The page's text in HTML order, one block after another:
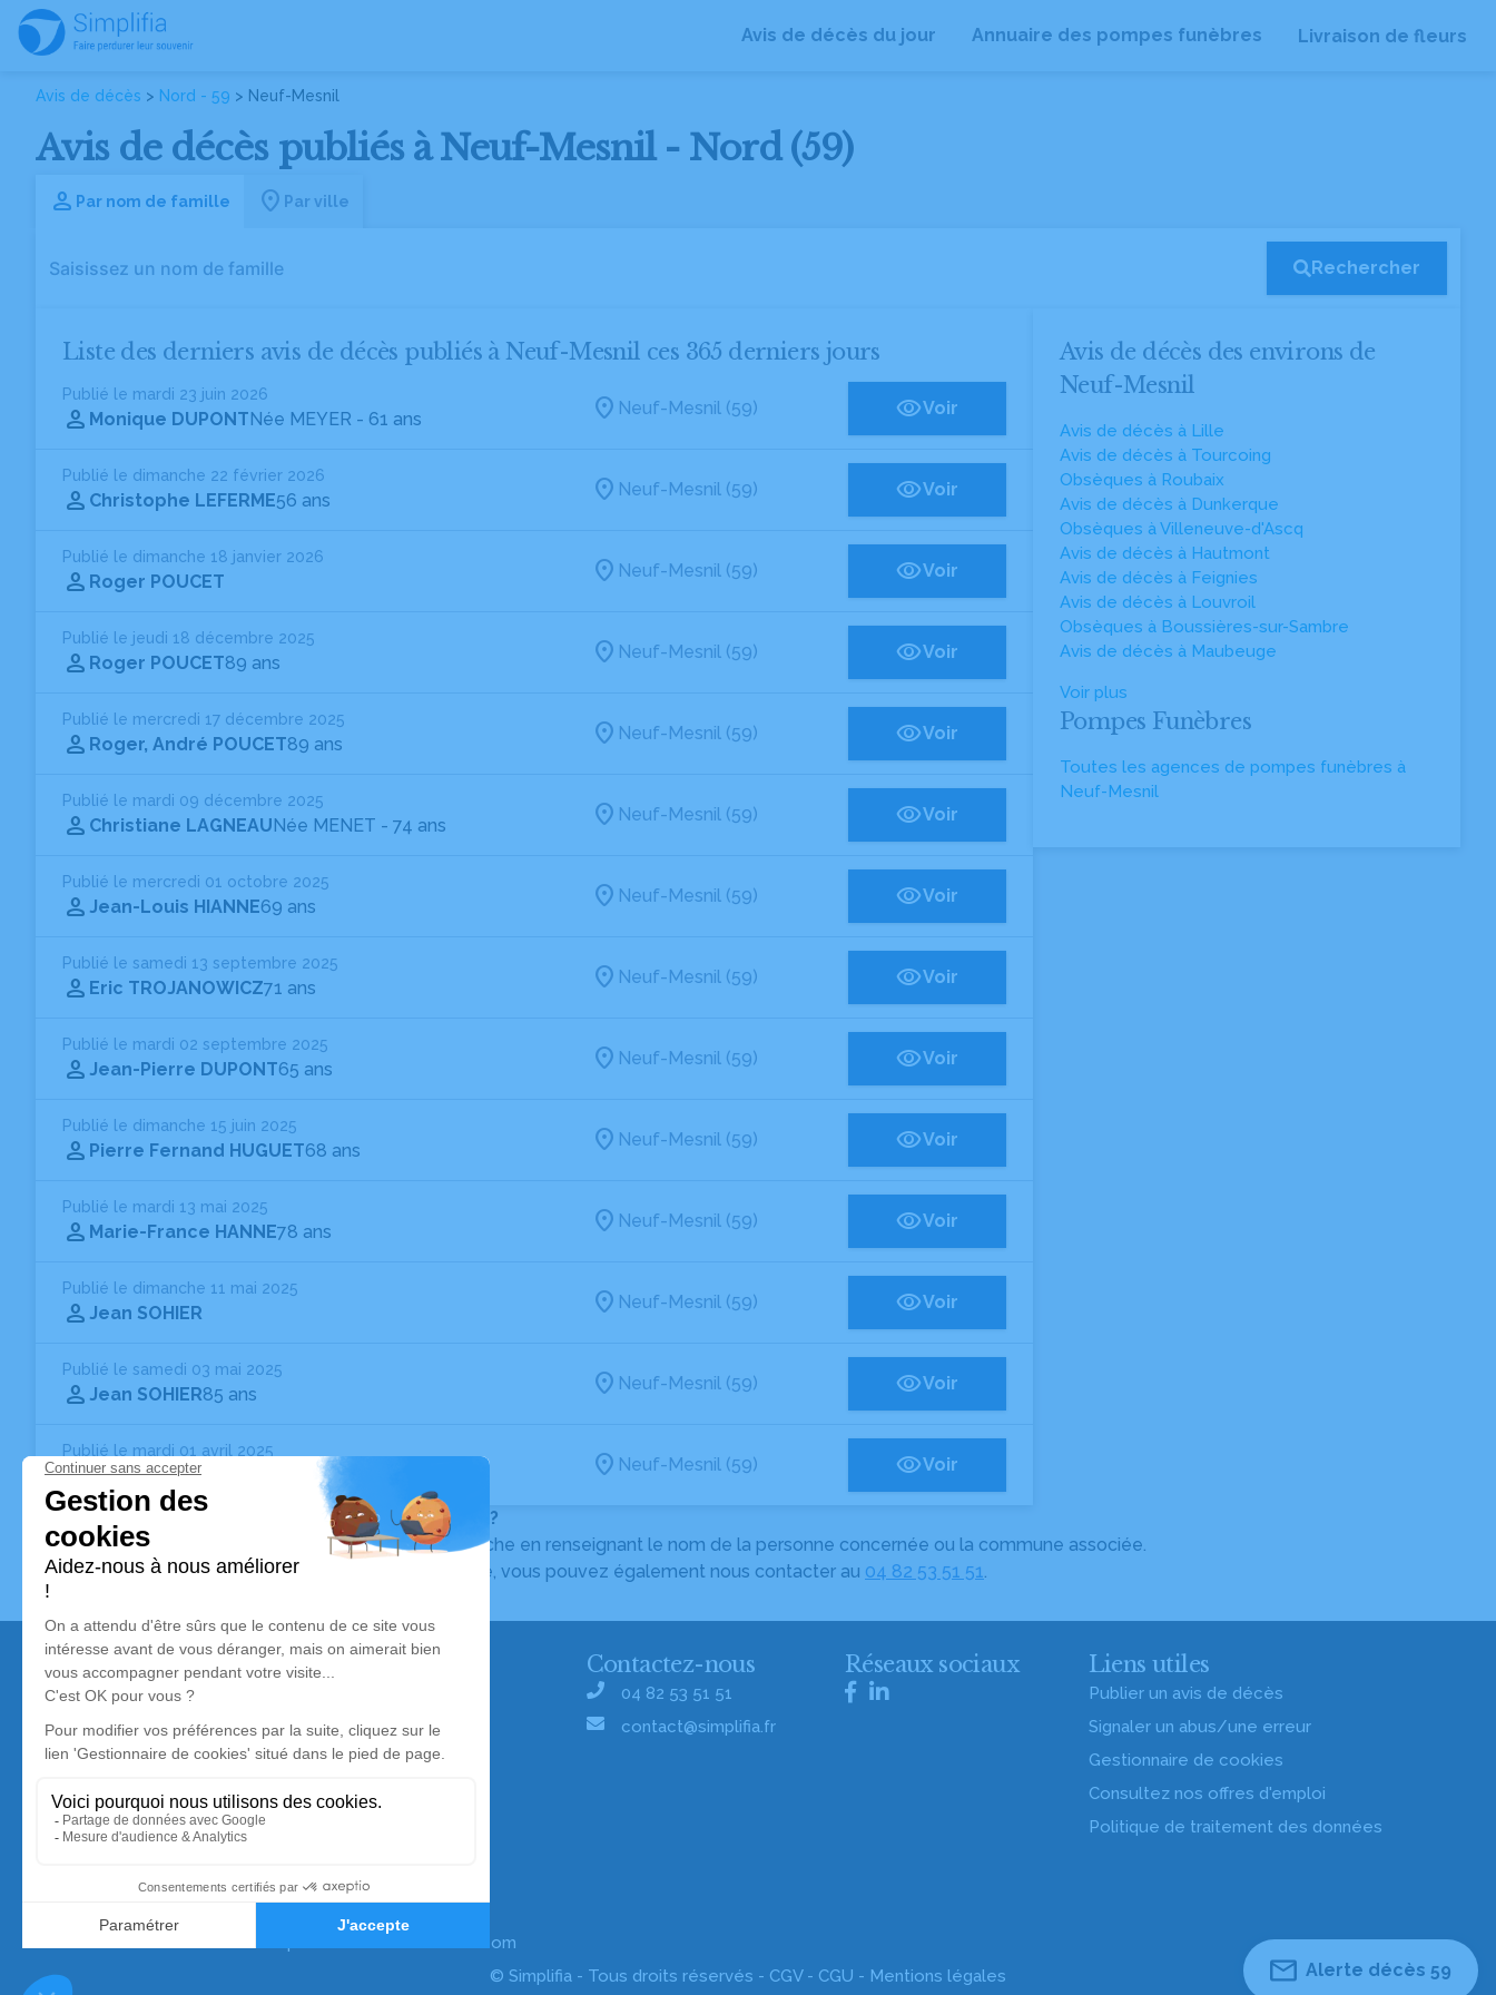
Avis de décès du jour Annuaire des pompes funèbres Livraison de fleurs
Avis de décès > Nord - 59 > Neuf-Mesnil
Avis de décès publiés à Neuf-Mesnil - Nord (59)
Par nom de famille Par ville
Rechercher
Liste des derniers avis de décès publiés à Neuf-Mesnil ces 365 derniers jours
Publié le mardi 23 juin 2026
Monique DUPONTNée MEYER - 61 ans
Neuf-Mesnil (59) Voir
Publié le dimanche 22 février 2026
Christophe LEFERME56 ans
Neuf-Mesnil (59) Voir
Publié le dimanche 18 janvier 2026
Roger POUCET
Neuf-Mesnil (59) Voir
Publié le jeudi 18 décembre 2025
Roger POUCET89 ans
Neuf-Mesnil (59) Voir
Publié le mercredi 17 décembre 2025
Roger, André POUCET89 ans
Neuf-Mesnil (59) Voir
Publié le mardi 09 décembre 2025
Christiane LAGNEAUNée MENET - 74 ans
Neuf-Mesnil (59) Voir
Publié le mercredi 01 octobre 2025
Jean-Louis HIANNE69 ans
Neuf-Mesnil (59) Voir
Publié le samedi 13 septembre 2025
Eric TROJANOWICZ71 ans
Neuf-Mesnil (59) Voir
Publié le mardi 02 septembre 2025
Jean-Pierre DUPONT65 ans
Neuf-Mesnil (59) Voir
Publié le dimanche 15 juin 2025
Pierre Fernand HUGUET68 ans
Neuf-Mesnil (59) Voir
Publié le mardi 13 mai 2025
Marie-France HANNE78 ans
Neuf-Mesnil (59) Voir
Publié le dimanche 11 mai 2025
Jean SOHIER
Neuf-Mesnil (59) Voir
Publié le samedi 03 mai 2025
Jean SOHIER85 ans
Neuf-Mesnil (59) Voir
Publié le mardi 01 avril 2025
Charline GÉANT Née VICERY
Neuf-Mesnil (59) Voir
Avis de décès des environs de
Neuf-Mesnil
Avis de décès à Lille
Avis de décès à Tourcoing
Obsèques à Roubaix
Avis de décès à Dunkerque
Obsèques à Villeneuve-d'Ascq
Avis de décès à Hautmont
Avis de décès à Feignies
Avis de décès à Louvroil
Obsèques à Boussières-sur-Sambre
Avis de décès à Maubeuge
Voir plus
Pompes Funèbres
Toutes les agences de pompes funèbres à
Neuf-Mesnil
Vous ne trouvez pas l’avis de décès recherché ?
Pour affiner votre recherche, utilisez la barre de recherche en renseignant le nom de la personne concernée ou la commune associée.
Pour toute question relative au fonctionnement du site, vous pouvez également nous contacter au 04 82 53 51 51.
Alerte décès 59
Nos services
Avis de décès
Liste des familles
Annuaire des pompes funèbres
Livraison de fleurs
Simplifia est membre de la Silver Alliance,
premier collectif de marques dédié au mieux vieillir
www.silveralliance.com
Contactez-nous
04 82 53 51 51
contact@simplifia.fr
Réseaux sociaux Liens utiles
Publier un avis de décès
Signaler un abus/une erreur
Gestionnaire de cookies
Consultez nos offres d'emploi
Politique de traitement des données
© Simplifia - Tous droits réservés - CGV- CGU - Mentions légales